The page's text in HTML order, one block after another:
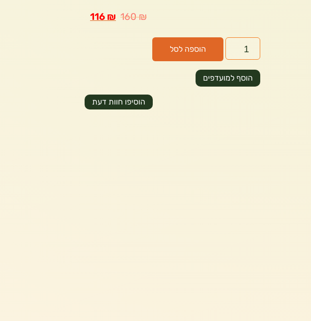
160₪
116 ₪
הוספה לסל
הוסיפו חוות דעת
הוסף למועדפים